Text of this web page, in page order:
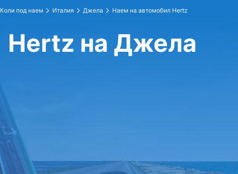
Коли под наем Италия Джела Наем на автомобил Hertz
Hertz на Джела